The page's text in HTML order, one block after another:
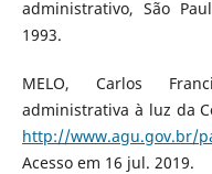
administrativo, São
1993.
MELO, Carlos
administrativa à luz da
http://www.agu.gov.br/
Acesso em 16 jul. 2019.